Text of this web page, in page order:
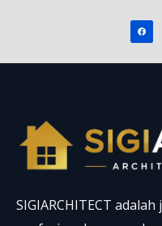
F
a
c
e
o
SIGIARCHITECT